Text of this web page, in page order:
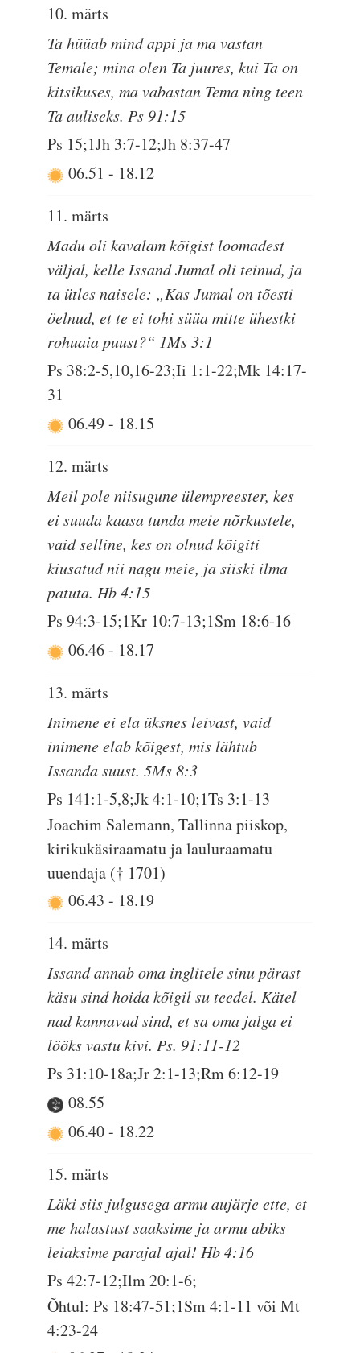
10. märts
Ta hüüab mind appi ja ma vastan
Temale; mina olen Ta juures, kui Ta on
kitsikuses, ma vabastan Tema ning teen
Ta auliseks. Ps 91:15
Ps 15;1Jh 3:7-12;Jh 8:37-47
06.51- 18.12
11. märts
Madu oli kavalam kõigist loomadest
väljal, kelle Issand Jumal oli teinud, ja
ta ütles naisele: „Kas Jumal on tõesti
öelnud, et te ei tohi süüa mitte ühestki
rohuaia puust?“ 1Ms 3:1
Ps 38:2-5,10,16-23;Ii 1:1-22;Mk 14:17-
31
06.49- 18.15
12. märts
Meil pole niisugune ülempreester, kes
ei suuda kaasa tunda meie nõrkustele,
vaid selline, kes on olnud kõigiti
kiusatud nii nagu meie, ja siiski ilma
patuta. Hb 4:15
Ps 94:3-15;1Kr 10:7-13;1Sm 18:6-16
06.46- 18.17
13. märts
Inimene ei ela üksnes leivast, vaid
inimene elab kõigest, mis lähtub
Issanda suust. 5Ms 8:3
Ps 141:1-5,8;Jk 4:1-10;1Ts 3:1-13
Joachim Salemann, Tallinna piiskop,
kirikukäsiraamatu ja lauluraamatu
uuendaja († 1701)
06.43- 18.19
14. märts
Issand annab oma inglitele sinu pärast
käsu sind hoida kõigil su teedel. Kätel
nad kannavad sind, et sa oma jalga ei
lööks vastu kivi. Ps. 91:11-12
Ps 31:10-18a;Jr 2:1-13;Rm 6:12-19
08.55
06.40- 18.22
15. märts
Läki siis julgusega armu aujärje ette, et
me halastust saaksime ja armu abiks
leiaksime parajal ajal! Hb 4:16
Ps 42:7-12;Ilm 20:1-6;
Õhtul: Ps 18:47-51;1Sm 4:1-11 või Mt
4:23-24